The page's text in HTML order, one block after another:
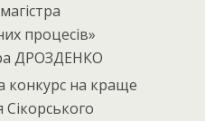
процесів»
ДРОЗДЕНКО
конкурс на краще
Сікорського